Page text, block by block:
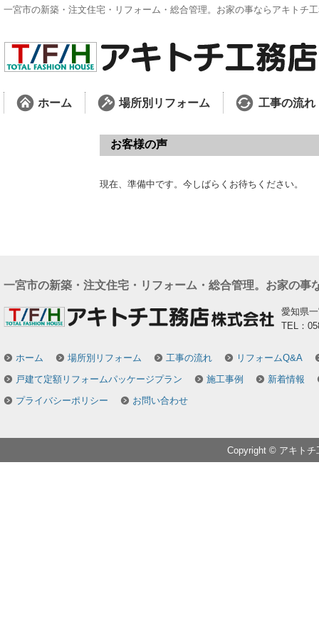
一宮市の新築・注文住宅・リフォーム・総合管理。お家の事ならアキトチ
ホーム 場所別リフォーム 工事の流れ
お客様の声
現在、準備中です。今しばらくお待ちください。
一宮市の新築・注文住宅・リフォーム・総合管理。お家の事
愛知県
TEL：
ホーム 場所別リフォーム 工事の流れ
リフォームQ&A
戸建て定額リフォームパッケージプラン
施工事例
新着情報
プライバシーポリシー
お問い合わせ
Copyright © アキトチ